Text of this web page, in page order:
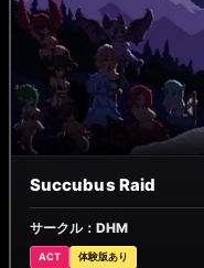
Succubus Raid
サークル：DHM
ACT 体験版あり